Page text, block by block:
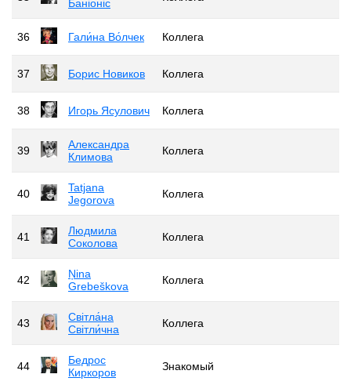
Баніоніс
36 Гали́на Во́лчек Коллега
37 Борис Новиков Коллега
38 Игорь Ясулович Коллега
39
Александра
Климова
Коллега
40
Tatjana
Jegorova
Коллега
41
Людмила
Соколова
Коллега
42
Ņina
Grebeškova
Коллега
43
Світла́на
Світли́чна
Коллега
44
Бедрос
Киркоров
Знакомый